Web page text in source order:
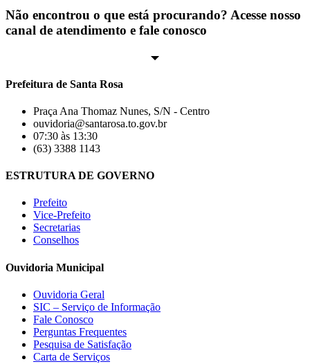
Não encontrou o que está procurando? Acesse nosso
canal de atendimento e fale conosco
Prefeitura de Santa Rosa
Praça Ana Thomaz Nunes, S/N - Centro
ouvidoria@santarosa.to.gov.br
07:30 às 13:30
(63) 3388 1143
ESTRUTURA DE GOVERNO
Prefeito
Vice-Prefeito
Secretarias
Conselhos
Ouvidoria Municipal
Ouvidoria Geral
SIC – Serviço de Informação
Fale Conosco
Perguntas Frequentes
Pesquisa de Satisfação
Carta de Serviços